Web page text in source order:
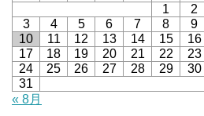
1
2
3
4 5 6 7 8
9
10
11 12 13 14 15
16
17
18 19 20 21 22
23
24
25 26 27 28 29
30
31
« 8月